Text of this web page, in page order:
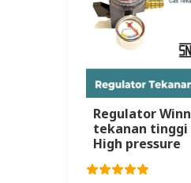
Regulator Winn
tekanan
High pressure